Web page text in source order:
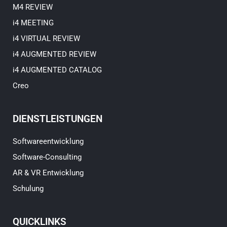
M4 REVIEW
i4 MEETING
i4 VIRTUAL REVIEW
i4 AUGMENTED REVIEW
i4 AUGMENTED CATALOG
Creo
DIENSTLEISTUNGEN
Softwareentwicklung
Software-Consulting
AR & VR Entwicklung
Schulung
QUICKLINKS